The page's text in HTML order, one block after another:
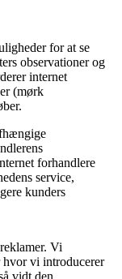
for at se
observationer og
internet
(mørk
forhandlere
service,
kunders
Vi
hvor vi introducerer
vidt den